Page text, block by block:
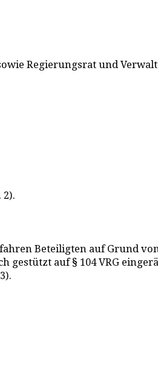
Regierungsrat und
Beteiligten auf Grund
gestützt auf § 104 VRG